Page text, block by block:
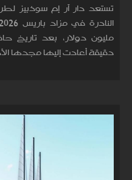
مليون دولار، بعد تاريخ
دقيقة أعادت إليها مجدها